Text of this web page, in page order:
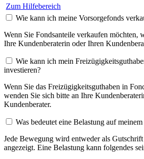
Zum Hilfebereich
Wie kann ich meine Vorsorgefonds
Wenn Sie Fondsanteile verkaufen möchten,
Ihre Kundenberaterin oder Ihren
Wie kann ich mein
investieren?
Wenn Sie das Freizügigkeitsguthaben in
wenden Sie sich bitte an Ihre
Kundenberater.
Was bedeutet eine Belastung auf
Jede Bewegung wird entweder als
angezeigt. Eine Belastung kann folgendes